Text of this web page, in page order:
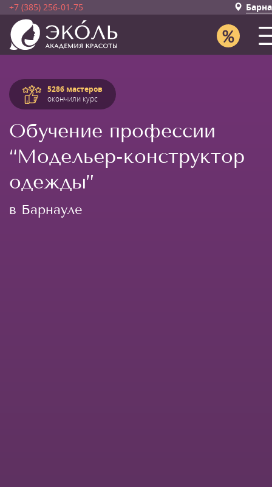
+7 (385) 256-01-75
5286 мастеров
окончили курс
Обучение профессии
“Модельер-конструктор
одежды”
в Барнауле